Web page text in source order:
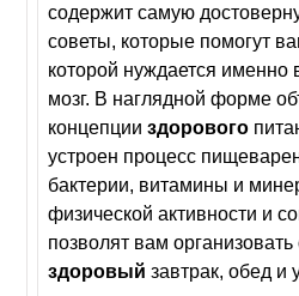
содержит самую
советы, которые помогут
которой нуждается
мозг. В наглядной форме
концепцииздорового
устроен процесс
бактерии, витамины и
физической активности и
позволят вам
здоровый завтрак, обед и